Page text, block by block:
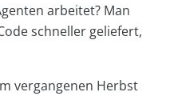
arbeitet? Man
schneller geliefert,
vergangenen Herbst